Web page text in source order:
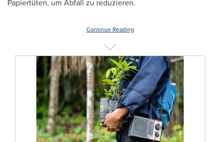
Papiertüten, um Abfall zu reduzieren.
Continue Reading